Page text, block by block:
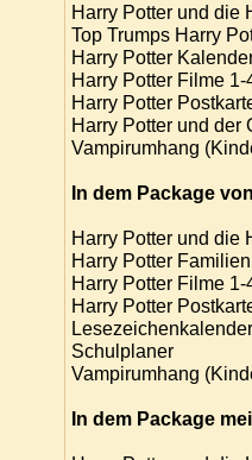
Harry Potter und die
Top Trumps Harry
Harry Potter
Harry Potter Filme
Harry Potter
Harry Potter und der
Vampirumhang
In dem Package
Harry Potter und die
Harry Potter
Harry Potter Filme 1-
Harry Potter
Lesezeichenkalender
Schulplaner
Vampirumhang
In dem Package